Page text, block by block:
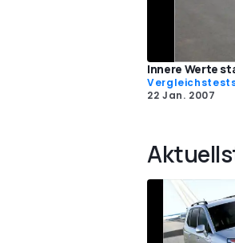
Innere Werte
22 Jan. 2007